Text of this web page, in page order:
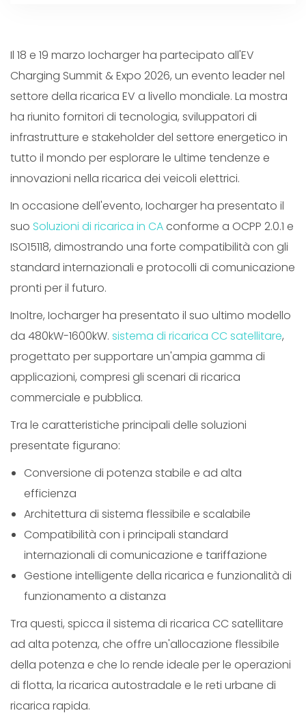
Il 18 e 19 marzo Iocharger ha partecipato all'EV
Charging Summit & Expo 2026, un evento leader nel
settore della ricarica EV a livello mondiale. La mostra
ha riunito fornitori di tecnologia, sviluppatori di
infrastrutture e stakeholder del settore energetico in
tutto il mondo per esplorare le ultime tendenze e
innovazioni nella ricarica dei veicoli elettrici.
In occasione dell'evento, Iocharger ha presentato il
suo Soluzioni di ricarica in CAconforme a OCPP 2.0.1 e
ISO15118, dimostrando una forte compatibilità con gli
standard internazionali e protocolli di comunicazione
pronti per il futuro.
Inoltre, Iocharger ha presentato il suo ultimo modello
da 480kW-1600kW. sistema di ricarica CC satellitare,
progettato per supportare un'ampia gamma di
applicazioni, compresi gli scenari di ricarica
commerciale e pubblica.
Tra le caratteristiche principali delle soluzioni
presentate figurano:
Conversione di potenza stabile e ad alta
efficienza
Architettura di sistema flessibile e scalabile
Compatibilità con i principali standard
internazionali di comunicazione e tariffazione
Gestione intelligente della ricarica e funzionalità di
funzionamento a distanza
Tra questi, spicca il sistema di ricarica CC satellitare
ad alta potenza, che offre un'allocazione flessibile
della potenza e che lo rende ideale per le operazioni
di flotta, la ricarica autostradale e le reti urbane di
ricarica rapida.